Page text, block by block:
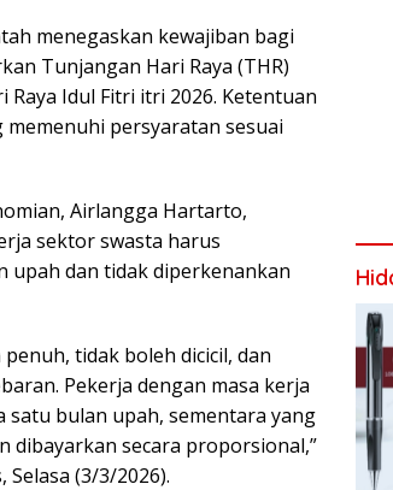
menegaskan kewajiban bagi
Tunjangan Hari Raya (THR)
Idul Fitri itri 2026. Ketentuan
persyaratan sesuai
Airlangga Hartarto,
sektor swasta harus
upah dan tidak diperkenankan
tidak boleh dicicil, dan
Pekerja dengan masa kerja
bulan upah, sementara yang
dibayarkan secara proporsional,”
(3/3/2026).